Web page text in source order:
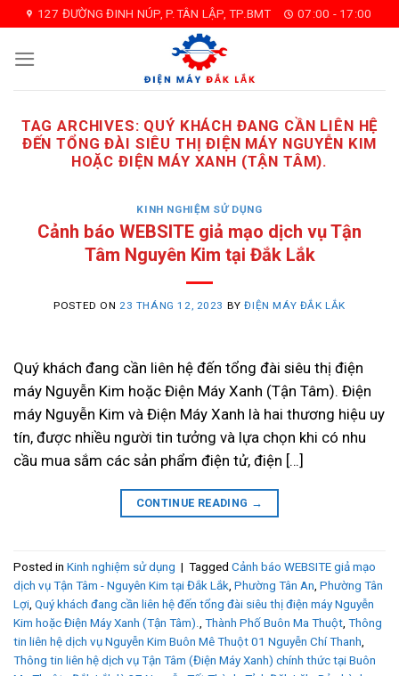
content
127 ĐƯỜNG ĐINH NÚP, P.TÂN LẬP, TP.BMT 07:00 - 17:00
TAG ARCHIVES: QUÝ KHÁCH ĐANG CẦN LIÊN HỆ
ĐẾN TỔNG ĐÀI SIÊU THỊ ĐIỆN MÁY NGUYỄN KIM
HOẶC ĐIỆN MÁY XANH (TẬN TÂM).
KINH NGHIỆM SỬ DỤNG
Cảnh báo WEBSITE giả mạo dịch vụ Tận
Tâm Nguyên Kim tại Đắk Lắk
POSTED ON 23 THÁNG 12, 2023 BYĐIỆN MÁY ĐẮK LẮK
Quý khách đang cần liên hệ đến tổng đài siêu thị điện
máy Nguyễn Kim hoặc Điện Máy Xanh (Tận Tâm). Điện
máy Nguyễn Kim và Điện Máy Xanh là hai thương hiệu uy
tín, được nhiều người tin tưởng và lựa chọn khi có nhu
cầu mua sắm các sản phẩm điện tử, điện […]
CONTINUE READING →
Posted in Kinh nghiệm sử dụng | Tagged Cảnh báo WEBSITE giả mạo
dịch vụ Tận Tâm - Nguyên Kim tại Đắk Lắk, Phường Tân An, Phường Tân
Lợi, Quý khách đang cần liên hệ đến tổng đài siêu thị điện máy Nguyễn
Kim hoặc Điện Máy Xanh (Tận Tâm)., Thành Phố Buôn Ma Thuột, Thông
tin liên hệ dịch vụ Nguyễn Kim Buôn Mê Thuột 01 Nguyễn Chí Thanh,
Thông tin liên hệ dịch vụ Tận Tâm (Điện Máy Xanh) chính thức tại Buôn